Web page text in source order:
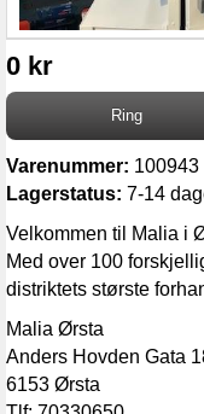
0 kr
Varenummer: 100943
Lagerstatus: 7-14
Velkommen til Malia i
Med over 100
distriktets største
Malia Ørsta
Anders Hovden Gata
6153 Ørsta